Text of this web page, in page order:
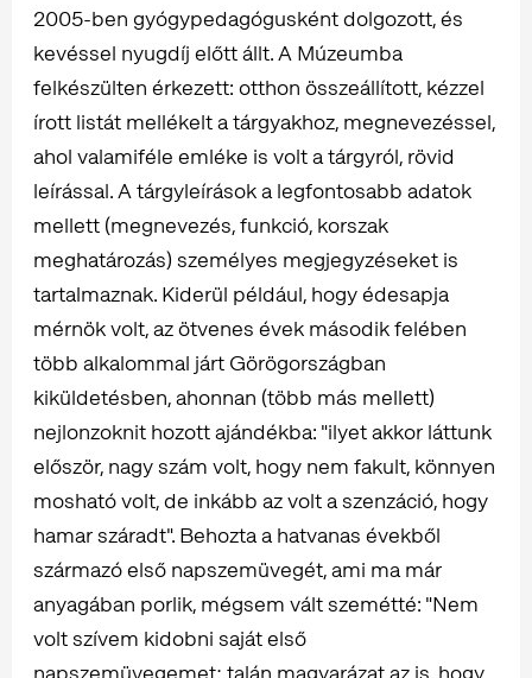
2005-ben gyógypedagógusként dolgozott, és
kevéssel nyugdíj előtt állt. A Múzeumba
felkészülten érkezett: otthon összeállított, kézzel
írott listát mellékelt a tárgyakhoz, megnevezéssel,
ahol valamiféle emléke is volt a tárgyról, rövid
leírással. A tárgyleírások a legfontosabb adatok
mellett (megnevezés, funkció, korszak
meghatározás) személyes megjegyzéseket is
tartalmaznak. Kiderül például, hogy édesapja
mérnök volt, az ötvenes évek második felében
több alkalommal járt Görögországban
kiküldetésben, ahonnan (több más mellett)
nejlonzoknit hozott ajándékba: "ilyet akkor láttunk
először, nagy szám volt, hogy nem fakult, könnyen
mosható volt, de inkább az volt a szenzáció, hogy
hamar száradt". Behozta a hatvanas évekből
származó első napszemüvegét, ami ma már
anyagában porlik, mégsem vált szemétté: "Nem
volt szívem kidobni saját első